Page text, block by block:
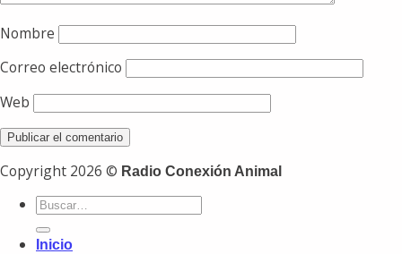
Nombre
Correo electrónico
Web
Copyright 2026 © Radio Conexión Animal
Inicio